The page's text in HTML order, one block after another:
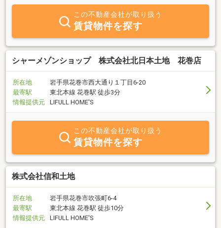
この不動産会社が取り扱う
賃貸物件を探す
シャーメゾンショップ 株式会社北日本土地 花巻店
所在地
岩手県花巻市西大通り１丁目6-20
最寄駅
東北本線 花巻駅 徒歩3分
情報提供元
LIFULL HOME'S
この不動産会社が取り扱う
賃貸物件を探す
株式会社信和土地
所在地
岩手県花巻市吹張町6-4
最寄駅
東北本線 花巻駅 徒歩10分
情報提供元
LIFULL HOME'S